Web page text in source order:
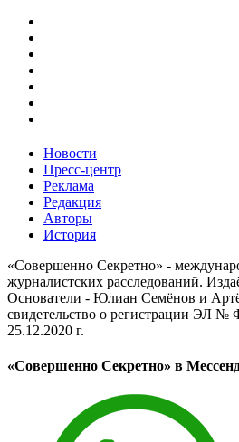
Новости
Пресс-центр
Реклама
Редакция
Авторы
История
«Совершенно Секретно» -
журналистских расследований.
Основатели - Юлиан Семёнов и
свидетельство о регистрации ЭЛ №
25.12.2020 г.
«Совершенно Секретно» в